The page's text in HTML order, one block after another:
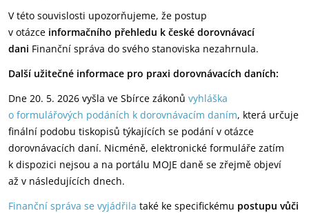
V této souvislosti upozorňujeme, že postup
v otázce informačního přehledu k české dorovnávací
dani Finanční správa do svého stanoviska nezahrnula.
Další užitečné informace pro praxi dorovnávacích daních:
Dne 20. 5. 2026 vyšla ve Sbírce zákonů vyhláška
o formulářových podáních k dorovnávacím daním, která určuje
finální podobu tiskopisů týkajících se podání v otázce
dorovnávacích daní. Nicméně, elektronické formuláře zatím
k dispozici nejsou a na portálu MOJE daně se zřejmě objeví
až v následujících dnech.
Finanční správa se vyjádřila také ke specifickému postupu vůči